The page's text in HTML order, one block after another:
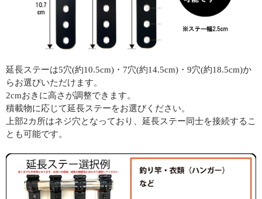
延長ステーは5穴(約10.5cm)・7穴(約14.5cm)・9穴(約18.5cm)か
らお選びいただけます。
2cmおきに高さが調整できます。
積載物に応じて延長ステーをお選びください。
上部2カ所はネジ穴となっており、延長ステー同士を接続するこ
とも可能です。